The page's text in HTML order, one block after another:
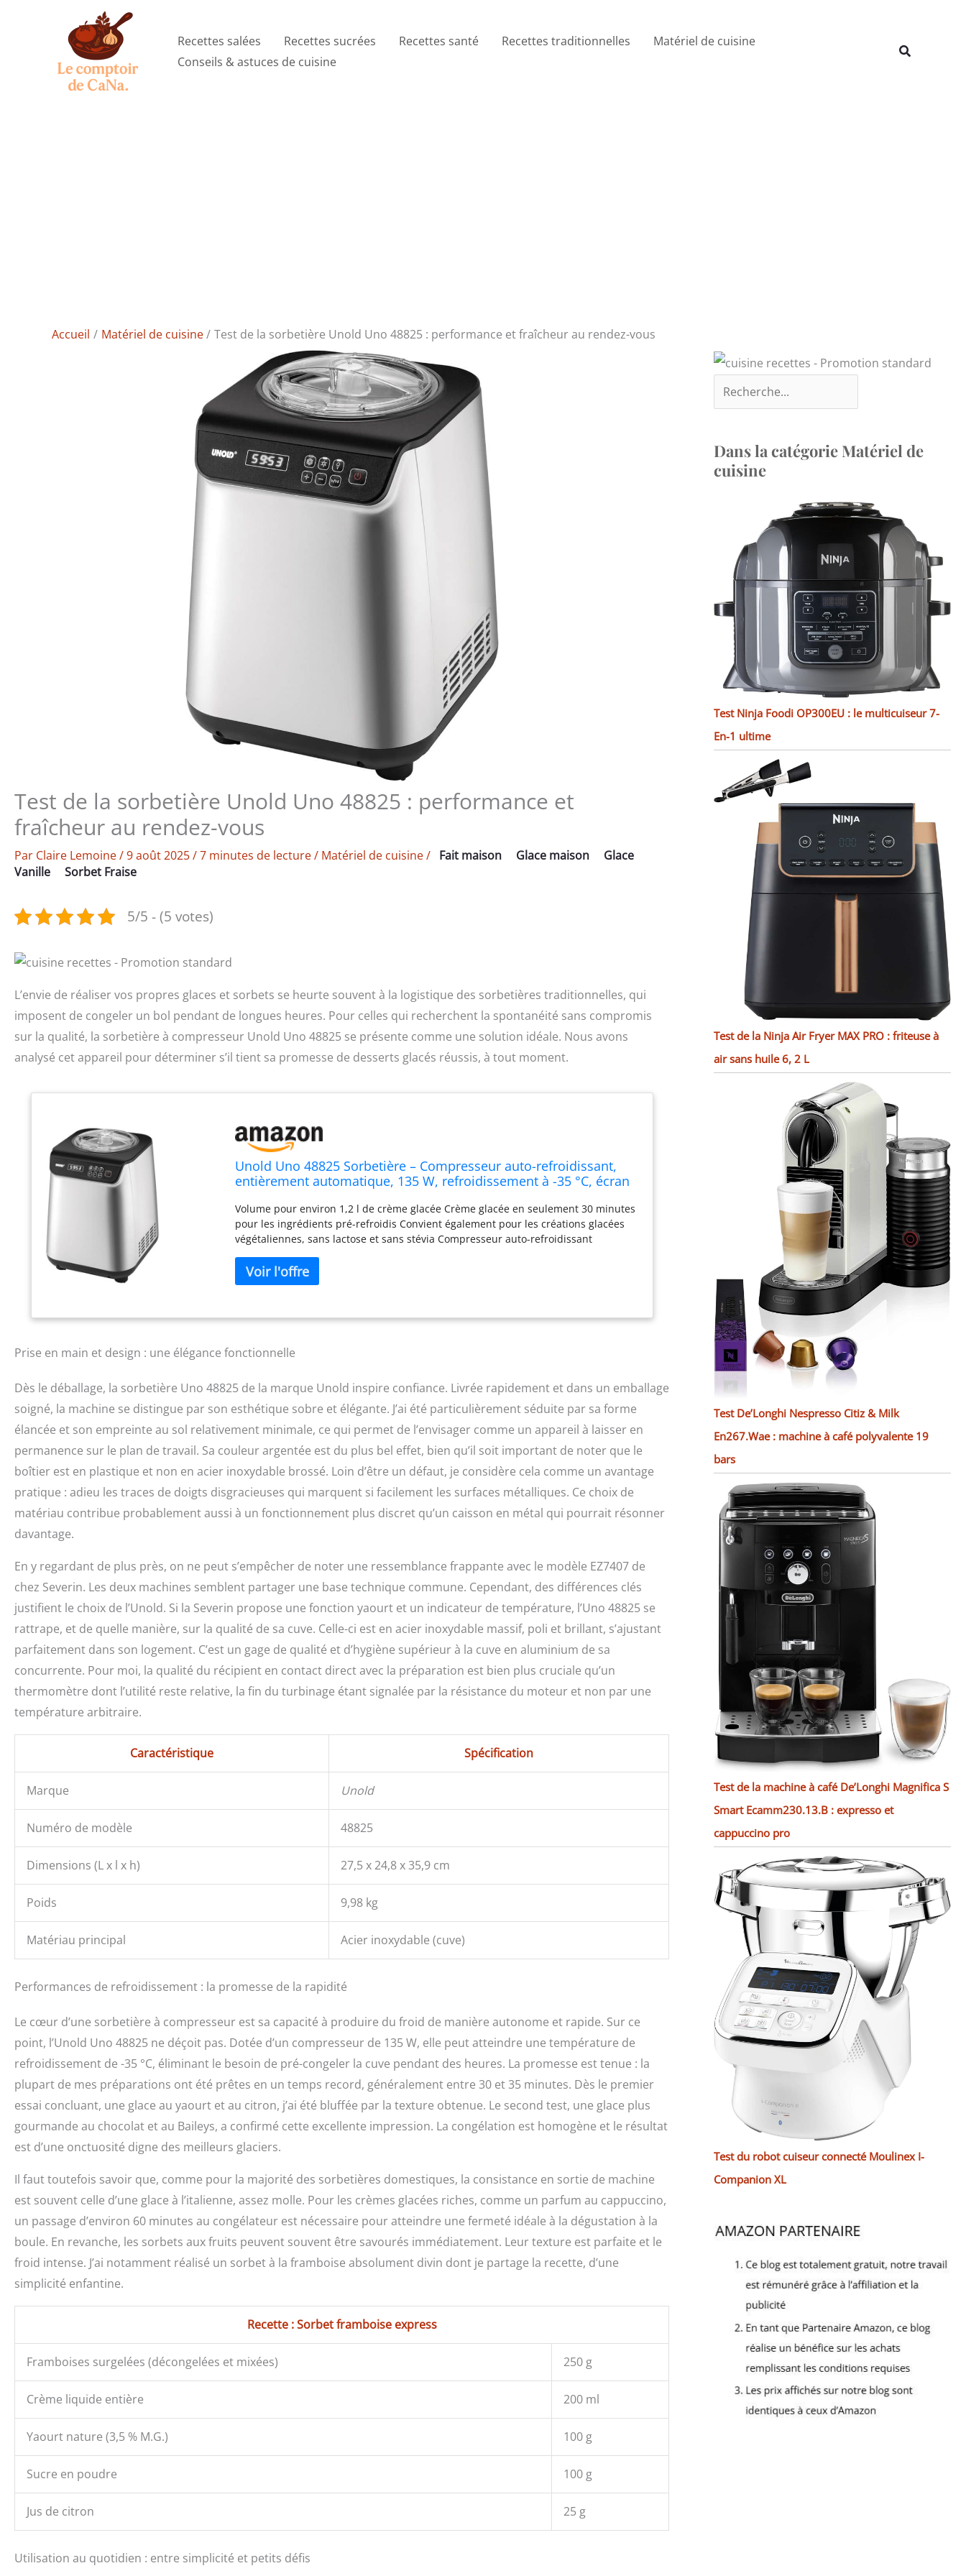
Recettes salées Recettes sucrées Recettes santé Recettes traditionnelles
Matériel de cuisine
Conseils & astuces de cuisine
Rechercher
Accueil Matériel de cuisine Test de la sorbetière Unold Uno 48825 : performance et fraîcheur au rendez-vous
Test de la sorbetière Unold Uno 48825 : performance et
fraîcheur au rendez-vous
Par Claire Lemoine/9 août 2025/7 minutes de lecture/ Matériel de cuisine/ Fait maison Glace maison
Glace
Vanille
Sorbet Fraise
5/5 - (5 votes)
L’envie de réaliser vos propres glaces et sorbets se heurte souvent à la logistique des sorbetières traditionnelles, qui
imposent de congeler un bol pendant de longues heures. Pour celles qui recherchent la spontanéité sans compromis
sur la qualité, la sorbetière à compresseur Unold Uno 48825 se présente comme une solution idéale. Nous avons
analysé cet appareil pour déterminer s’il tient sa promesse de desserts glacés réussis, à tout moment.
Unold Uno 48825 Sorbetière – Compresseur auto-refroidissant,
entièrement automatique, 135 W, refroidissement à -35 °C, écran
Volume pour environ 1,2 l de crème glacée Crème glacée en seulement 30 minutes
pour les ingrédients pré-refroidis Convient également pour les créations glacées
végétaliennes, sans lactose et sans stévia Compresseur auto-refroidissant
entièrement automatique pour une production continue de froid atteint jusqu'à
-35 °C et moteur robuste pour un fonctionnement continu Écran LCD avec affichage
du temps restant, minuterie numérique, réglable de 5 à 60 minutes Boutons faciles
Ouverture du couvercle pour des ingrédients supplémentaires Puissance : 135 W,
garanti)
Prise en main et design : une élégance fonctionnelle
Dès le déballage, la sorbetière Uno 48825 de la marque Unold inspire confiance. Livrée rapidement et dans un emballage
soigné, la machine se distingue par son esthétique sobre et élégante. J’ai été particulièrement séduite par sa forme
élancée et son empreinte au sol relativement minimale, ce qui permet de l’envisager comme un appareil à laisser en
permanence sur le plan de travail. Sa couleur argentée est du plus bel effet, bien qu’il soit important de noter que le
boîtier est en plastique et non en acier inoxydable brossé. Loin d’être un défaut, je considère cela comme un avantage
pratique : adieu les traces de doigts disgracieuses qui marquent si facilement les surfaces métalliques. Ce choix de
matériau contribue probablement aussi à un fonctionnement plus discret qu’un caisson en métal qui pourrait résonner
davantage.
En y regardant de plus près, on ne peut s’empêcher de noter une ressemblance frappante avec le modèle EZ7407 de
chez Severin. Les deux machines semblent partager une base technique commune. Cependant, des différences clés
justifient le choix de l’Unold. Si la Severin propose une fonction yaourt et un indicateur de température, l’Uno 48825 se
rattrape, et de quelle manière, sur la qualité de sa cuve. Celle-ci est en acier inoxydable massif, poli et brillant, s’ajustant
parfaitement dans son logement. C’est un gage de qualité et d’hygiène supérieur à la cuve en aluminium de sa
concurrente. Pour moi, la qualité du récipient en contact direct avec la préparation est bien plus cruciale qu’un
thermomètre dont l’utilité reste relative, la fin du turbinage étant signalée par la résistance du moteur et non par une
température arbitraire.
Caractéristique Spécification
Marque Unold
Numéro de modèle 48825
Dimensions (L x l x h) 27,5 x 24,8 x 35,9 cm
Poids 9,98 kg
Matériau principal Acier inoxydable (cuve)
Performances de refroidissement : la promesse de la rapidité
Le cœur d’une sorbetière à compresseur est sa capacité à produire du froid de manière autonome et rapide. Sur ce
point, l’Unold Uno 48825 ne déçoit pas. Dotée d’un compresseur de 135 W, elle peut atteindre une température de
refroidissement de -35 °C, éliminant le besoin de pré-congeler la cuve pendant des heures. La promesse est tenue : la
plupart de mes préparations ont été prêtes en un temps record, généralement entre 30 et 35 minutes. Dès le premier
essai concluant, une glace au yaourt et au citron, j’ai été bluffée par la texture obtenue. Le second test, une glace plus
gourmande au chocolat et au Baileys, a confirmé cette excellente impression. La congélation est homogène et le résultat
est d’une onctuosité digne des meilleurs glaciers.
Il faut toutefois savoir que, comme pour la majorité des sorbetières domestiques, la consistance en sortie de machine
est souvent celle d’une glace à l’italienne, assez molle. Pour les crèmes glacées riches, comme un parfum au cappuccino,
un passage d’environ 60 minutes au congélateur est nécessaire pour atteindre une fermeté idéale à la dégustation à la
boule. En revanche, les sorbets aux fruits peuvent souvent être savourés immédiatement. Leur texture est parfaite et le
froid intense. J’ai notamment réalisé un sorbet à la framboise absolument divin dont je partage la recette, d’une
simplicité enfantine.
Recette : Sorbet framboise express
Framboises surgelées (décongelées et mixées) 250 g
Crème liquide entière 200 ml
Yaourt nature (3,5 % M.G.) 100 g
Sucre en poudre 100 g
Jus de citron 25 g
Utilisation au quotidien : entre simplicité et petits défis
Dans la catégorie Matériel de
cuisine
Test Ninja Foodi OP300EU : le multicuiseur 7-
En-1 ultime
Test de la Ninja Air Fryer MAX PRO : friteuse à
air sans huile 6, 2 L
Test De’Longhi Nespresso Citiz & Milk
En267.Wae : machine à café polyvalente 19
bars
Test de la machine à café De’Longhi Magnifica S
Smart Ecamm230.13.B : expresso et
cappuccino pro
Test du robot cuiseur connecté Moulinex I-
Companion XL